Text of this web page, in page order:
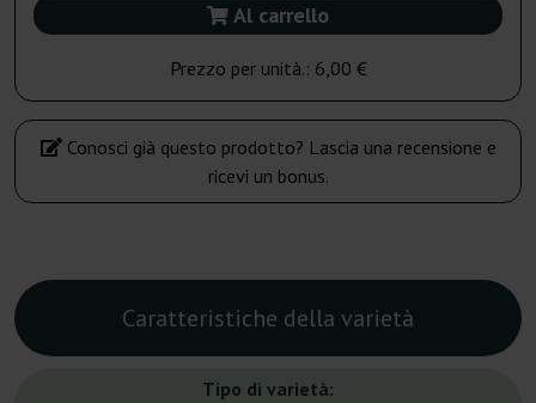
Al carrello
Prezzo per unità.: 6,00 €
Conosci già questo prodotto? Lascia una recensione e
ricevi un bonus.
Caratteristiche della varietà
Tipo di varietà: